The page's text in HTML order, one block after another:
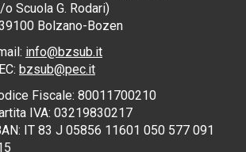
o Scuola G. Rodari)
Bolzano- Bozen
info@bzsub.it
: bzsub@pec.it
Fiscale: 80011700210
IVA: 03219830217
IT 83 J 05856 11601 050 577 091